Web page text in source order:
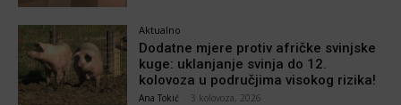
Aktualno
Dodatne mjere protiv afričke svinjske
kuge: uklanjanje svinja do 12.
kolovoza u područjima visokog rizika!
Ana Tokić 3 kolovoza, 2026